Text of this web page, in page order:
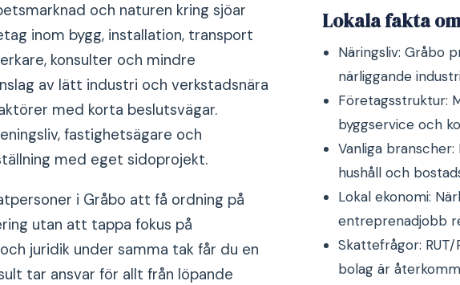
och naturen kring sjöar
inom bygg, installation, transport
konsulter och mindre
av lätt industri och verkstadsnära
med korta beslutsvägar.
fastighetsägare och
med eget sidoprojekt.
i Gråbo att få ordning på
utan att tappa fokus på
juridik under samma tak får du en
tar ansvar för allt från löpande
Lokala fakta
Näringsliv: Gråbo
närliggande
Företagsstruktur:
byggservice och
Vanliga
hushåll och
Lokal ekonomi:
entreprenadjobb
Skattefrågor:
bolag är